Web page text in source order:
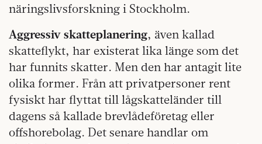
näringslivsforskning i Stockholm.
Aggressiv skatteplanering, även kallad
skatteflykt, har existerat lika länge som det
har funnits skatter. Men den har antagit lite
olika former. Från att privatpersoner rent
fysiskt har flyttat till lågskatteländer till
dagens så kallade brevlådeföretag eller
offshorebolag. Det senare handlar om